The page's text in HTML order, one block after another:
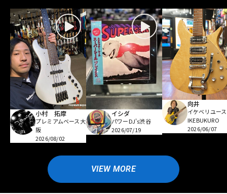
小村 拓摩
プレミアムベース大
阪
2026/08/02
イシダ
パワーDJ's渋谷
2026/07/19
向井
イケベリユース
IKEBUKURO
2026/06/07
VIEW MORE